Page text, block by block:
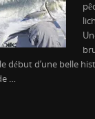
début d’une belle
…